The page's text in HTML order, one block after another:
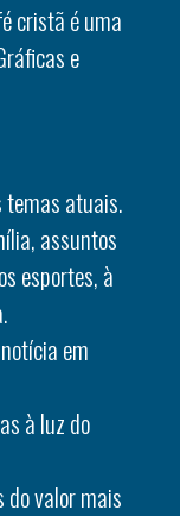
cristã é uma
e
temas atuais.
assuntos
esportes, à
em
à luz do
do valor mais